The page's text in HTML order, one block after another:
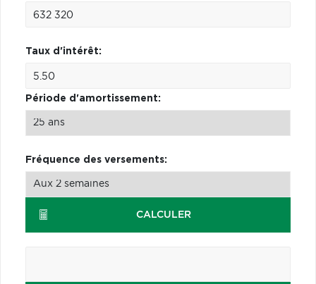
Taux d'intérêt:
Période d'amortissement:
Fréquence des versements:
CALCULER